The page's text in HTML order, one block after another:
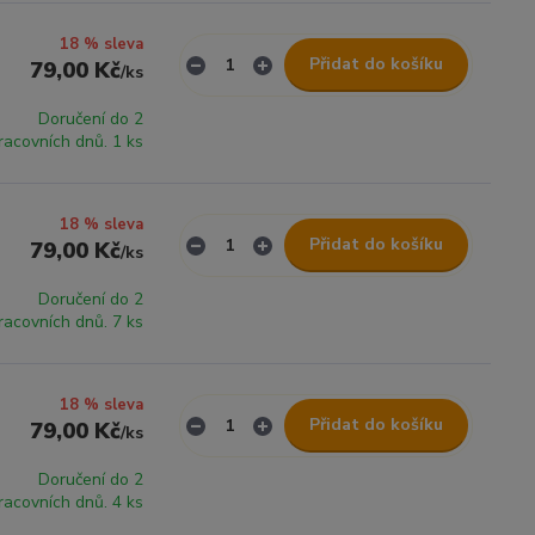
18 % sleva
79,00 Kč/ks
Doručení do 2
dnů. 1 ks
Přidat do košíku
18 % sleva
79,00 Kč/ks
Doručení do 2
dnů. 7 ks
Přidat do košíku
18 % sleva
79,00 Kč/ks
Doručení do 2
dnů. 4 ks
Přidat do košíku